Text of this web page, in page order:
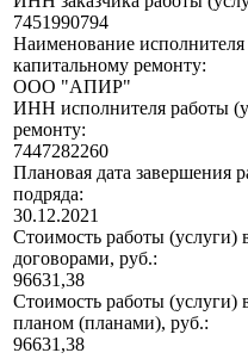
7451990794
Наименование
капитальному ремонту:
ООО "АПИР"
ИНН исполнителя работы
ремонту:
7447282260
Плановая дата завершения
подряда:
30.12.2021
Стоимость работы (услуги)
договорами, руб.:
96631,38
Стоимость работы (услуги)
планом (планами), руб.:
96631,38